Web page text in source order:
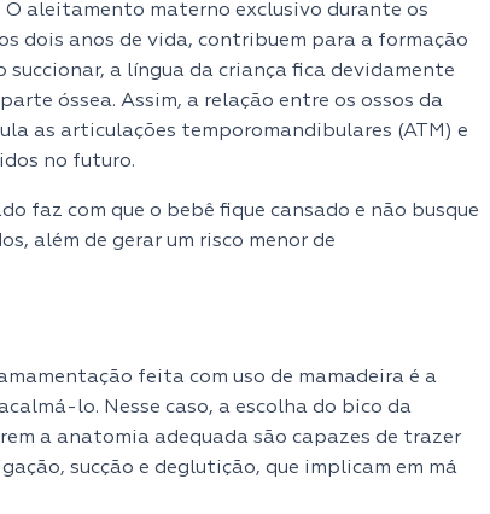
O aleitamento materno exclusivo durante os
dois anos de vida, contribuem para a formação
a língua da criança fica devidamente
óssea. Assim, a relação entre os ossos da
as articulações temporomandibulares (ATM) e
no futuro.
faz com que o bebê fique cansado e não busque
além de gerar um risco menor de
feita com uso de mamadeira é a
lo. Nesse caso, a escolha do bico da
a anatomia adequada são capazes de trazer
sucção e deglutição, que implicam em má